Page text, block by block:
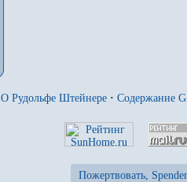
О Рудольфе Штейнере · Содержание
Пожертвовать,